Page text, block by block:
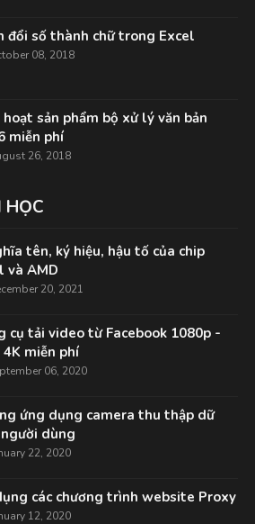
đổi số thành chữ trong Excel
08, 2018
hoạt sản phẩm bộ xử lý văn bản
miễn phí
26, 2018
HỌC
tên, ký hiệu, hậu tố của chip
và AMD
20, 2021
cụ tải video từ Facebook 1080p -
4K miễn phí
06, 2020
ứng dụng camera thu thập dữ
dùng
22, 2020
các chương trình website Proxy
12, 2020